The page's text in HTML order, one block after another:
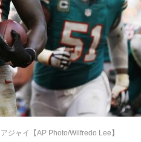
ジャイ【AP Photo/Wilfredo Lee】